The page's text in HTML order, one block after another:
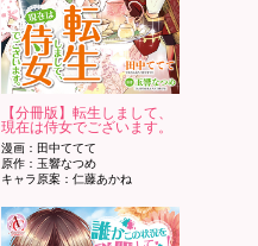
【分冊版】転生しまして、
現在は侍女でございます。
漫画：田中ててて
原作：玉響なつめ
キャラ原案：仁藤あかね